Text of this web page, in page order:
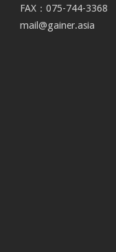
FAX：075-744-3368
mail@gainer.asia